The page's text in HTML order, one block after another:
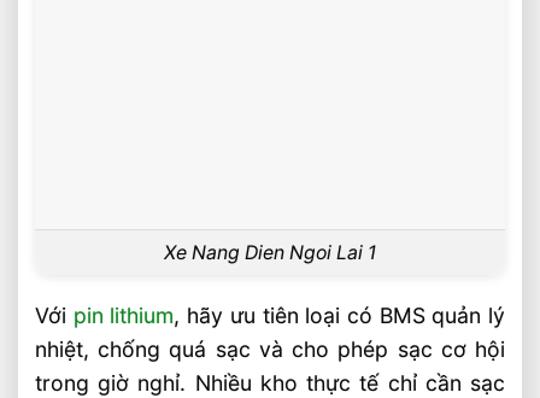
Xe Nang Dien Ngoi Lai 1
Với pin lithium, hãy ưu tiên loại có BMS quản lý
nhiệt, chống quá sạc và cho phép sạc cơ hội
trong giờ nghỉ. Nhiều kho thực tế chỉ cần sạc